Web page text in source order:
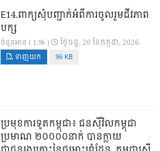
E14.ពាក្យសុំបញ្ជាក់អំពីការចូលរួមជីវភាព
បក្ស
ចំនួនអាន ( 1.9k ) ថ្ងៃ​ចន្ទ, 20 ខែ​កក្កដា, 2026
ទាញយក 96 KB
ប្រមុខការទូតកម្ពុជា៖ ជនស៊ីវិលកម្ពុជា
ប្រមាណ ២០០០០នាក់ បានក្លាយ